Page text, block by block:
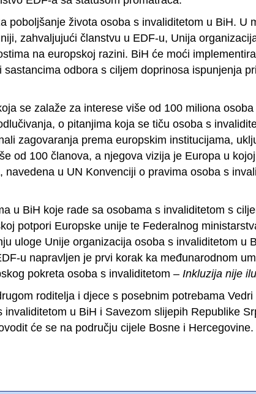
života osoba s invaliditetom u BiH. U
zahvaljujući članstvu u EDF-u, Unija
na europskoj razini. BiH će moći
odbora s ciljem doprinosa ispunjenja
se zalaže za interese više od 100 miliona
o pitanjima koja se tiču osoba s
zagovaranja prema europskim institucijama,
od 100 članova, a njegova vizija je Europa u
u UN Konvenciji o pravima osoba s
u BiH koje rade sa osobama s invaliditetom s
potpori Europske unije te Federalnog
uloge Unije organizacija osoba s invaliditetom u
u napravljen je prvi korak ka međunarodnom
pokreta osoba s invaliditetom – Inkluzija nije
roditelja i djece s posebnim potrebama
u BiH i Savezom slijepih Republike
će se na području cijele Bosne i Hercegovine.